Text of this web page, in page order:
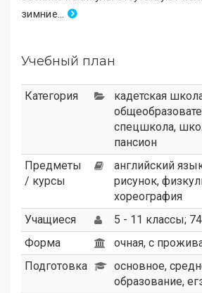
зимние...
Учебный план
Категория кадетская
спецшкола,
пансион
Предметы
/ курсы
английский
рисунок,
хореография
Учащиеся
5 - 11 классы;
Форма
очная, с
Подготовка
основное,
образование,